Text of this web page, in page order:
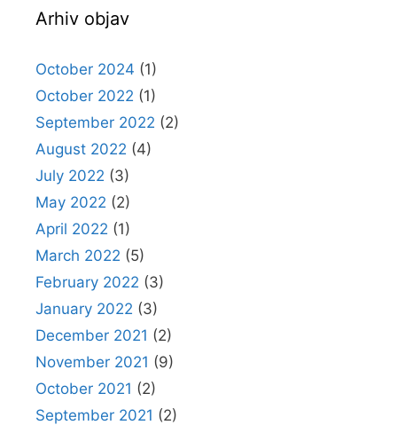
Arhiv objav
October 2024 (1)
October 2022 (1)
September 2022 (2)
August 2022 (4)
July 2022 (3)
May 2022 (2)
April 2022 (1)
March 2022 (5)
February 2022 (3)
January 2022 (3)
December 2021 (2)
November 2021 (9)
October 2021 (2)
September 2021 (2)